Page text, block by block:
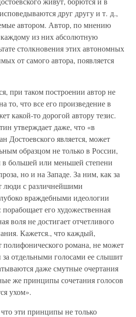
друг другу и т. д.,
автором. Автор, по мнению
из них абсолютную
столкновения этих автономных
от самого автора, появляется
при таком построении автор не
то, что все его произведение в
какой-то дорогой автору тезис.
утверждает даже, что «в
Достоевского является, может
образцом не только в России,
в большей или меньшей степени
но и на Западе. За ним, как за
люди с различнейшими
враждебными идеологии
его художественная
воля не достигает отчетливого
Кажется., что каждый,
романа, не может
отдельными голосами ее слышит
даже смутные очертания
же принципы сочетания голосов
ухом».
эти принципы не только